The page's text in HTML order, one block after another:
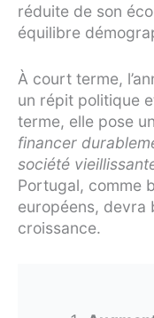
réduite de son
équilibre
À court terme,
un répit politique
terme, elle pose
financer
société
Portugal, comme
européens, devra
croissance.